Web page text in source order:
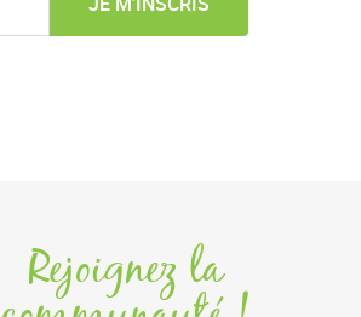
Rejoignez la